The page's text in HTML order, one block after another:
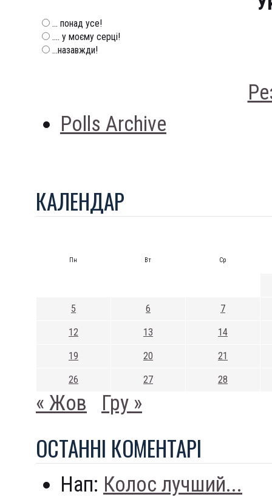
... понад усе!
.... у моєму серці!
...назавжди!
Polls Archive
КАЛЕНДАР
Пн Вт Ср
5 6 7
12 13 14
19 20 21
26 27 28
« Жов Гру »
ОСТАННI КОМЕНТАРI
Нап: Колос лучший...